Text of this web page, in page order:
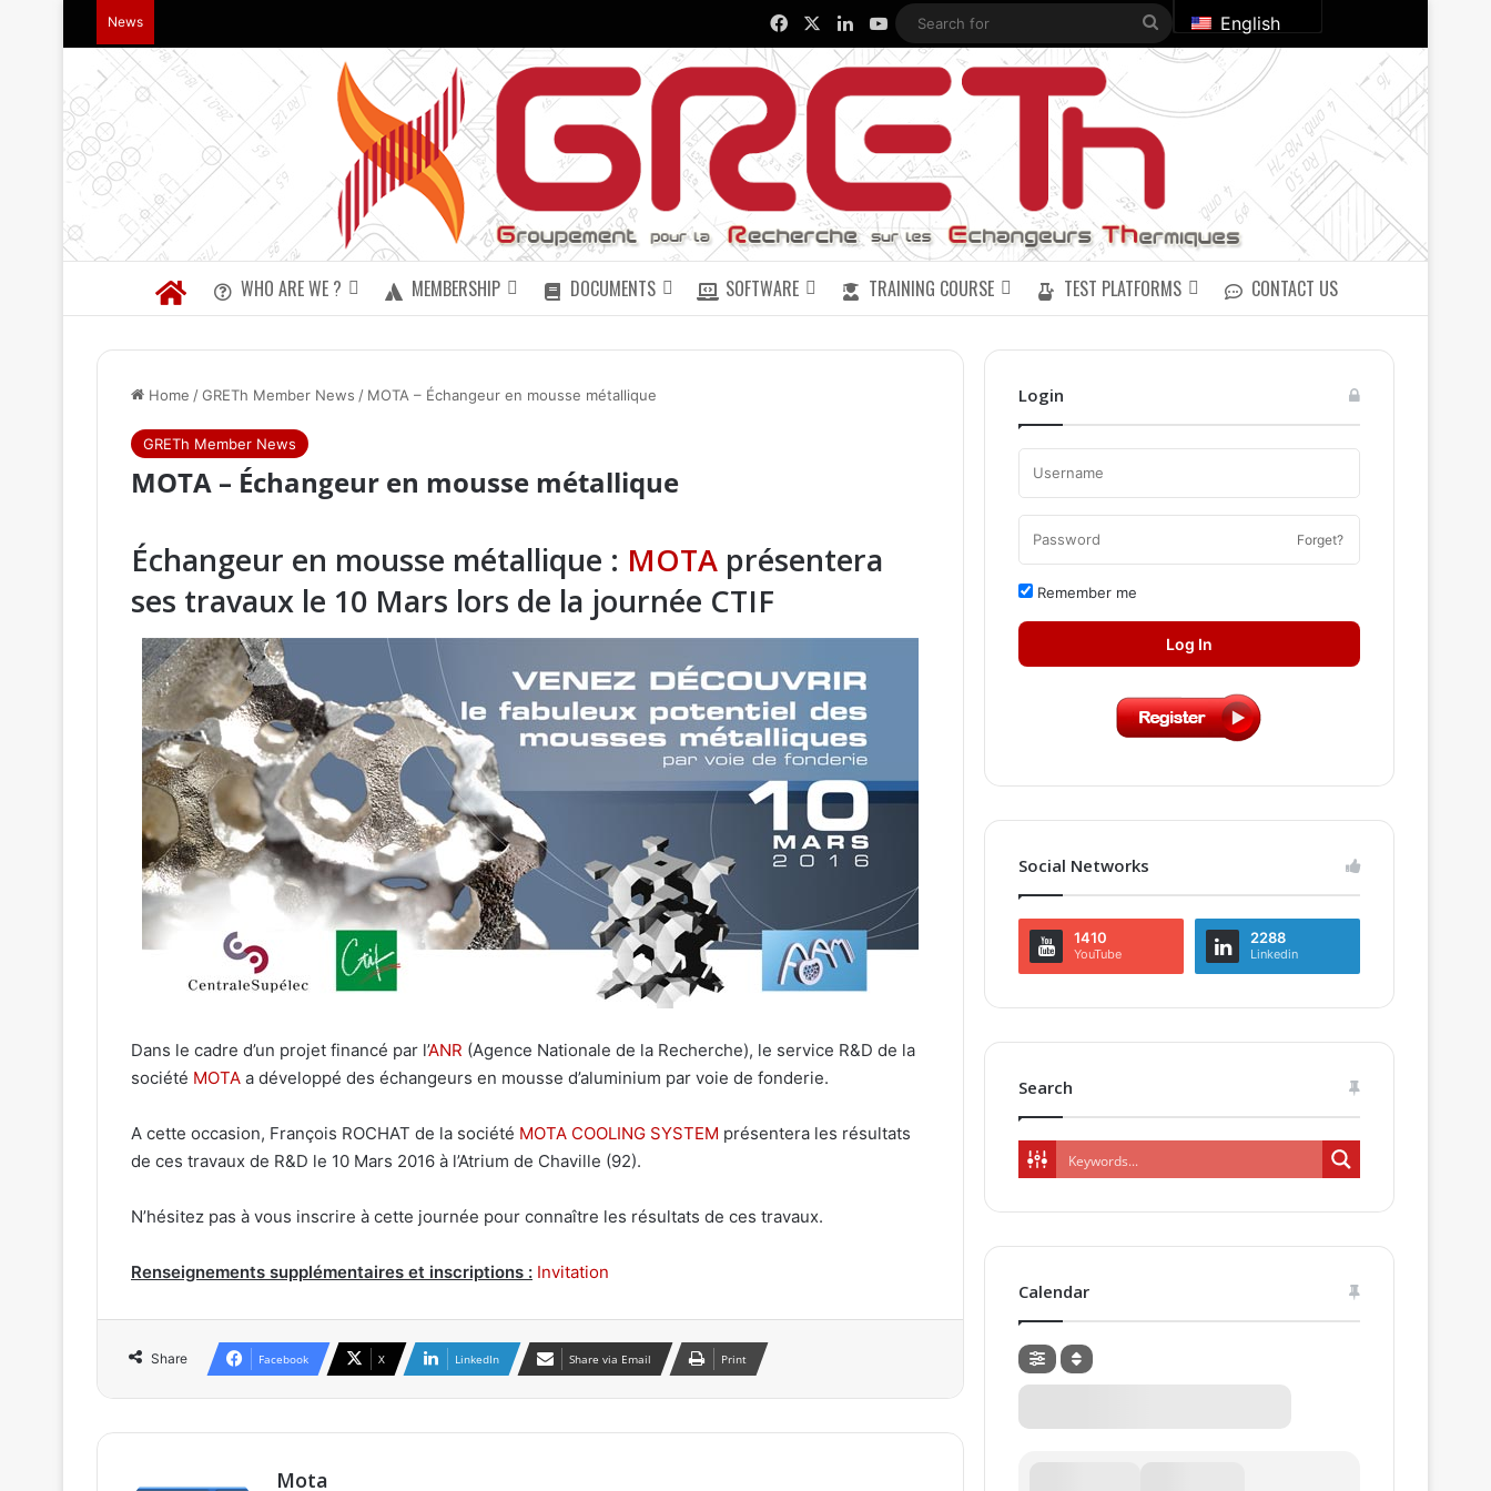
News FacebookLinkedInYouTube
Search
for
English
WHO ARE WE ? MEMBERSHIP DOCUMENTS SOFTWARE TRAINING COURSE TEST PLATFORMS CONTACT US
Home /GRETh Member News / MOTA – Échangeur en mousse métallique
GRETh Member News
MOTA – Échangeur en mousse métallique
Échangeur en mousse métallique : MOTA présentera
ses travaux le 10 Mars lors de la journée CTIF
Dans le cadre d’un projet financé par l’ANR (Agence Nationale de la Recherche), le service R&D de la
société MOTA a développé des échangeurs en mousse d’aluminium par voie de fonderie.
A cette occasion, François ROCHAT de la société MOTA COOLING SYSTEM présentera les résultats
de ces travaux de R&D le 10 Mars 2016 à l’Atrium de Chaville (92).
N’hésitez pas à vous inscrire à cette journée pour connaître les résultats de ces travaux.
Renseignements supplémentaires et inscriptions : Invitation
Share Facebook X LinkedIn Share via Email Print
Mota
Login
Forget?
Remember me
Log In
Social Networks
1410
YouTube
2288
Linkedin
Search
Calendar